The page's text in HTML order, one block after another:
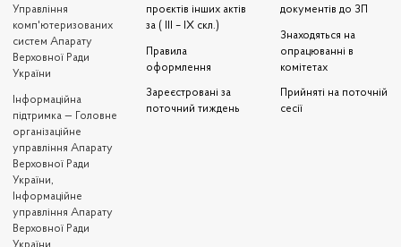
Управління
комп'ютеризованих
систем Апарату
Верховної Ради
України
Iнформаційна
підтримка — Головне
організаційне
управління Апарату
Верховної Ради
України,
Інформаційне
управління Апарату
Верховної Ради
України
проєктів інших актів
за ( III – IX скл.)
Правила
оформлення
Зареєстровані за
поточний тиждень
документів до ЗП
Знаходяться на
опрацюванні в
комітетах
Прийняті на поточній
сесії